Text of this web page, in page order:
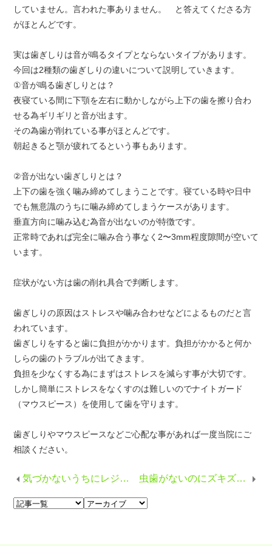
していません。言われた事ありません。 と答えてくださる方
がほとんどです。
実は歯ぎしりは音が鳴るタイプとならないタイプがあります。
今回は2種類の歯ぎしりの違いについて説明していきます。
①音が鳴る歯ぎしりとは？
夜寝ている間に下顎を左右に動かしながら上下の歯を擦り合わ
せる為ギリギリと音が出ます。
その為歯が削れている事がほとんどです。
朝起きると顎が疲れてるという事もあります。
②音が出ない歯ぎしりとは？
上下の歯を強く噛み締めてしまうことです。寝ている時や日中
でも無意識のうちに噛み締めてしまうケースがあります。
垂直方向に噛み込む為音が出ないのが特徴です。
正常時であれば完全に噛み合う事なく2〜3mm程度隙間が空いて
います。
症状がない方は歯の削れ具合で判断します。
歯ぎしりの原因はストレスや噛み合わせなどによるものだと言
われています。
歯ぎしりをすると歯に負担がかかります。負担がかかると何か
しらの歯のトラブルが出てきます。
負担を少なくする為にまずはストレスを減らす事が大切です。
しかし簡単にストレスをなくすのは難しいのでナイトガード
（マウスピース）を使用して歯を守ります。
歯ぎしりやマウスピースなどご心配な事があれば一度当院にご
相談ください。
気づかないうちにレジンアレルギーになっていませんか？ 虫歯がないのにズキズキ痛む 歯髄炎とは